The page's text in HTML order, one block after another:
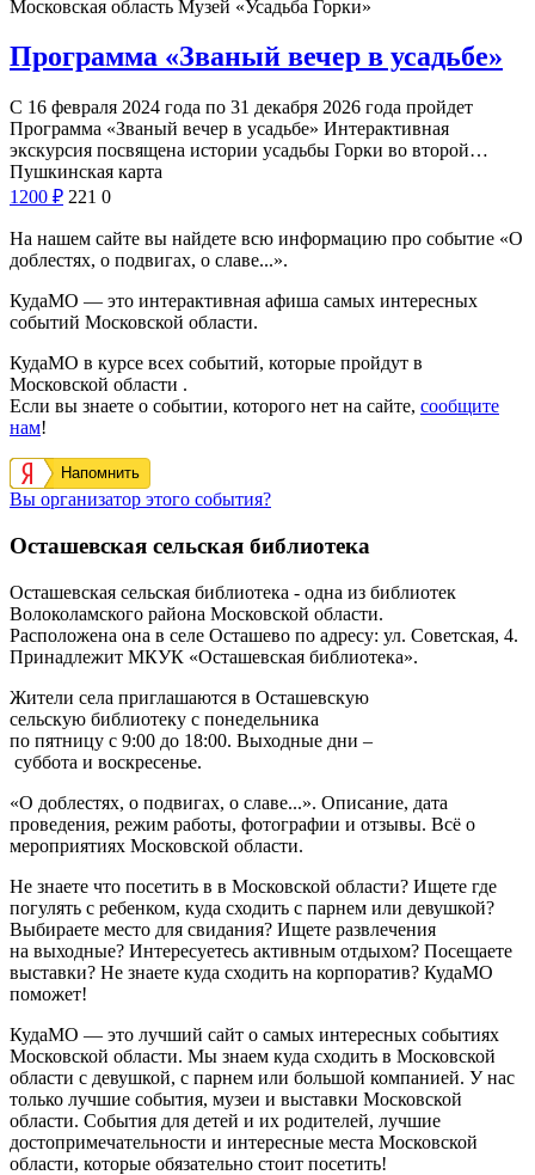
Московская область Музей «Усадьба Горки»
Программа «Званый вечер в усадьбе»
С 16 февраля 2024 года по 31 декабря 2026 года пройдет
Программа «Званый вечер в усадьбе» Интерактивная
экскурсия посвящена истории усадьбы Горки во второй…
Пушкинская карта
1200 ₽ 221 0
На нашем сайте вы найдете всю информацию про событие «О
доблестях, о подвигах, о славе...».
КудаМО — это интерактивная афиша самых интересных
событий Московской области.
КудаМО в курсе всех событий, которые пройдут в
Московской области .
Если вы знаете о событии, которого нет на сайте, сообщите
нам!
Напомнить
Вы организатор этого события?
Осташевская сельская библиотека
Осташевская сельская библиотека - одна из библиотек
Волоколамского района Московской области.
Расположена она в селе Осташево по адресу: ул. Советская, 4.
Принадлежит МКУК «Осташевская библиотека».
Жители села приглашаются в Осташевскую
сельскую библиотеку с понедельника
по пятницу с 9:00 до 18:00. Выходные дни –
суббота и воскресенье.
«О доблестях, о подвигах, о славе...». Описание, дата
проведения, режим работы, фотографии и отзывы. Всё о
мероприятиях Московской области.
Не знаете что посетить в в Московской области? Ищете где
погулять с ребенком, куда сходить с парнем или девушкой?
Выбираете место для свидания? Ищете развлечения
на выходные? Интересуетесь активным отдыхом? Посещаете
выставки? Не знаете куда сходить на корпоратив? КудаМО
поможет!
КудаМО — это лучший сайт о самых интересных событиях
Московской области. Мы знаем куда сходить в Московской
области с девушкой, с парнем или большой компанией. У нас
только лучшие события, музеи и выставки Московской
области. События для детей и их родителей, лучшие
достопримечательности и интересные места Московской
области, которые обязательно стоит посетить!